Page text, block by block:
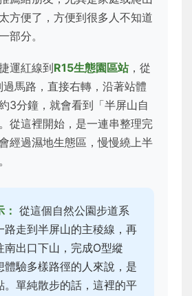
方便了，方便到很多人不知道
部分。
運紅線到R15生態園區站，從
過馬路，直接右轉，沿著站體
3分鐘，就會看到「半屏山自
從這裡開始，是一連串整理完
經過濕地生態區，慢慢繞上半
從這個自然公園步道系
路走到半屏山的主稜線，再
南出口下山，完成O型縱
體驗多樣路徑的人來說，是
。單純散步的話，這裡的平